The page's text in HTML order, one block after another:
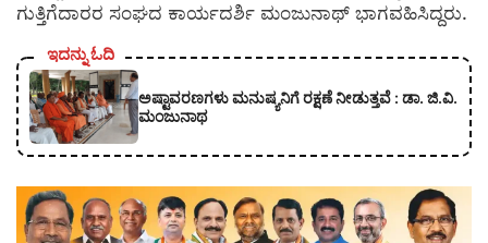
ಗುತ್ತಿಗೆದಾರರ ಸಂಘದ ಕಾರ್ಯದರ್ಶಿ ಮಂಜುನಾಥ್ ಭಾಗವಹಿಸಿದ್ದರು.
ಇದನ್ನು ಓದಿ
ಅಷ್ಟಾವರಣಗಳು ಮನುಷ್ಯನಿಗೆ ರಕ್ಷಣೆ ನೀಡುತ್ತವೆ : ಡಾ. ಜಿ.ವಿ.
ಮಂಜುನಾಥ